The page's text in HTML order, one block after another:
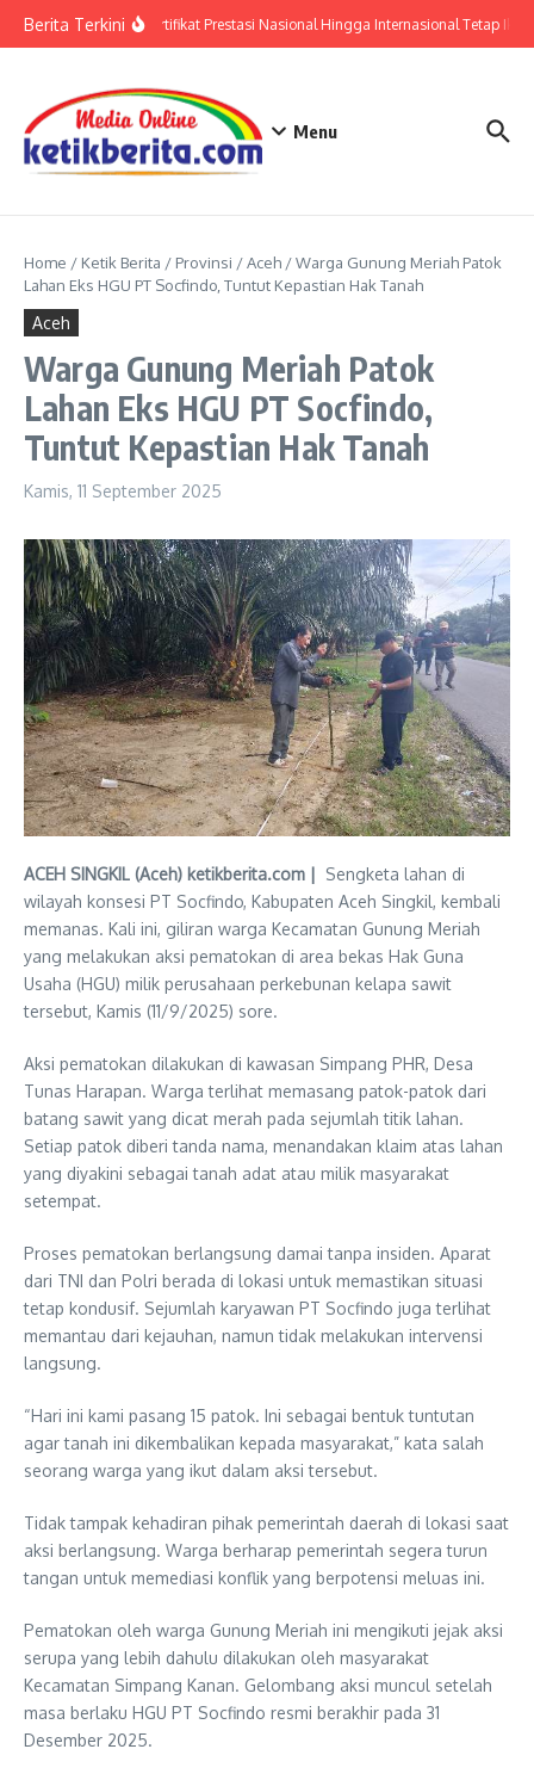
Berita TerkiniPolri: Sertifikat Prestasi Nasional Hingga Internasional Tetap Ikuti
Menu
Home / Ketik Berita / Provinsi /Aceh /Warga Gunung Meriah Patok
Lahan Eks HGU PT Socfindo, Tuntut Kepastian Hak Tanah
Aceh
Warga Gunung Meriah Patok
Lahan Eks HGU PT Socfindo,
Tuntut Kepastian Hak Tanah
Kamis, 11 September 2025
ACEH SINGKIL (Aceh) ketikberita.com | Sengketa lahan di
wilayah konsesi PT Socfindo, Kabupaten Aceh Singkil, kembali
memanas. Kali ini, giliran warga Kecamatan Gunung Meriah
yang melakukan aksi pematokan di area bekas Hak Guna
Usaha (HGU) milik perusahaan perkebunan kelapa sawit
tersebut, Kamis (11/9/2025) sore.
Aksi pematokan dilakukan di kawasan Simpang PHR, Desa
Tunas Harapan. Warga terlihat memasang patok-patok dari
batang sawit yang dicat merah pada sejumlah titik lahan.
Setiap patok diberi tanda nama, menandakan klaim atas lahan
yang diyakini sebagai tanah adat atau milik masyarakat
setempat.
Proses pematokan berlangsung damai tanpa insiden. Aparat
dari TNI dan Polri berada di lokasi untuk memastikan situasi
tetap kondusif. Sejumlah karyawan PT Socfindo juga terlihat
memantau dari kejauhan, namun tidak melakukan intervensi
langsung.
“Hari ini kami pasang 15 patok. Ini sebagai bentuk tuntutan
agar tanah ini dikembalikan kepada masyarakat,” kata salah
seorang warga yang ikut dalam aksi tersebut.
Tidak tampak kehadiran pihak pemerintah daerah di lokasi saat
aksi berlangsung. Warga berharap pemerintah segera turun
tangan untuk memediasi konflik yang berpotensi meluas ini.
Pematokan oleh warga Gunung Meriah ini mengikuti jejak aksi
serupa yang lebih dahulu dilakukan oleh masyarakat
Kecamatan Simpang Kanan. Gelombang aksi muncul setelah
masa berlaku HGU PT Socfindo resmi berakhir pada 31
Desember 2025.